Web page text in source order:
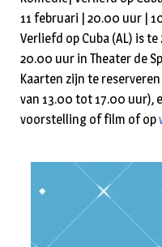
11 februari | 20.00 uur |
Verliefd op Cuba (AL) is
20.00 uur in Theater de
Kaarten zijn te
van 13.00 tot 17.00 uur),
voorstelling of film of op